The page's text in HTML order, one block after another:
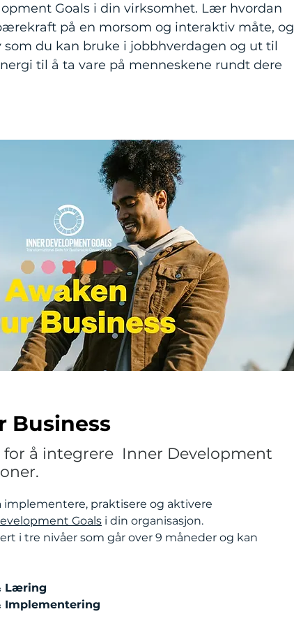
Goals i din virksomhet. Lær hvordan
på en morsom og interaktiv måte, og
du kan bruke i jobbhverdagen og ut til
til å ta vare på menneskene rundt dere
praktisere og aktivere
Goals i din organisasjon.
i tre nivåer som går over 9 måneder og kan
Læring
Implementering
Business
å integrere Inner Development